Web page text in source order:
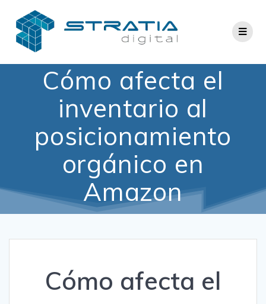
al
contenido
Cómo afecta el
inventario al
posicionamiento
orgánico en
Amazon
Cómo afecta el